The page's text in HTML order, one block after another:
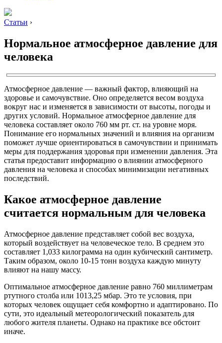
Статьи ›
Нормальное атмосферное давление для
человека
Атмосферное давление — важный фактор, влияющий на
здоровье и самочувствие. Оно определяется весом воздуха
вокруг нас и изменяется в зависимости от высоты, погоды и
других условий. Нормальное атмосферное давление для
человека составляет около 760 мм рт. ст. на уровне моря.
Понимание его нормальных значений и влияния на организм
поможет лучше ориентироваться в самочувствии и принимать
меры для поддержания здоровья при изменении давления. Эта
статья предоставит информацию о влиянии атмосферного
давления на человека и способах минимизации негативных
последствий.
Какое атмосферное давление
считается нормальным для человека
Атмосферное давление представляет собой вес воздуха,
который воздействует на человеческое тело. В среднем это
составляет 1,033 килограмма на один кубический сантиметр.
Таким образом, около 10-15 тонн воздуха каждую минуту
влияют на нашу массу.
Оптимальное атмосферное давление равно 760 миллиметрам
ртутного столба или 1013,25 мбар. Это те условия, при
которых человек ощущает себя комфортно и адаптировано. По
сути, это идеальный метеорологический показатель для
любого жителя планеты. Однако на практике все обстоит
иначе.